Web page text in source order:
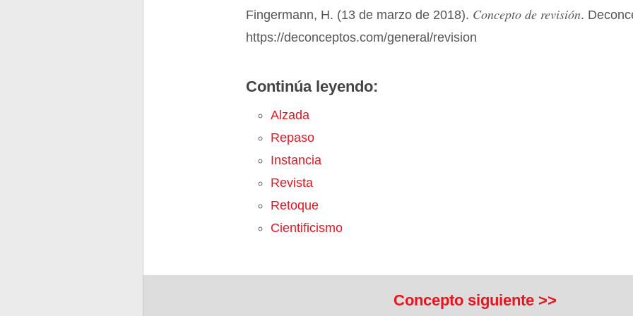
Fingermann, H. (13 de marzo de 2018). Concepto de revisión.
https://deconceptos.com/general/revision
Continúa leyendo:
Alzada
Repaso
Instancia
Revista
Retoque
Cientificismo
Concepto siguiente >>